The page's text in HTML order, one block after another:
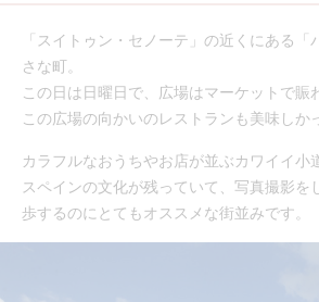
「スイトゥン・セノーテ」の近くにある
さな町。
この日は日曜日で、広場はマーケットで賑
この広場の向かいのレストランも美味しか
カラフルなおうちやお店が並ぶカワイイ小
スペインの文化が残っていて、写真撮影を
歩するのにとてもオススメな街並みです。